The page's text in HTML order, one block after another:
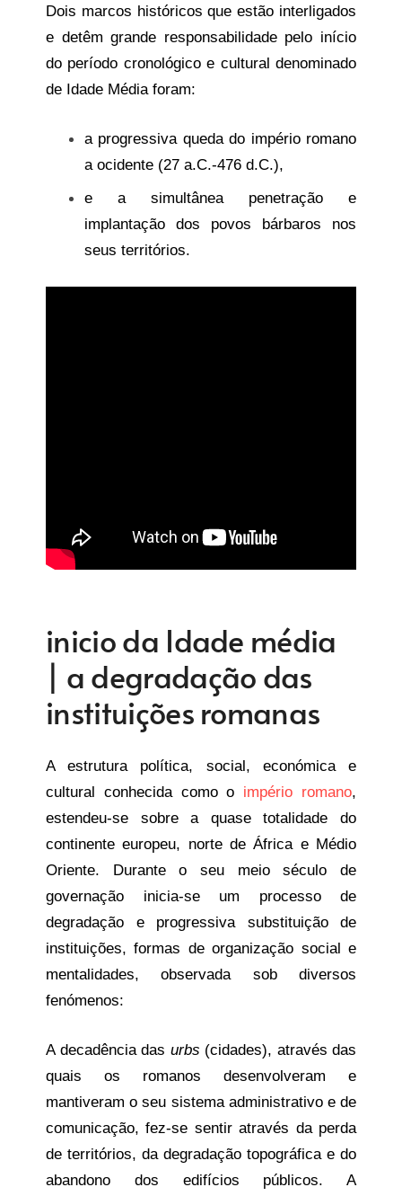
Dois marcos históricos que estão interligados
e detêm grande responsabilidade pelo início
do período cronológico e cultural denominado
de Idade Média foram:
a progressiva queda do império romano
a ocidente (27 a.C.-476 d.C.),
e a simultânea penetração e
implantação dos povos bárbaros nos
seus territórios.
inicio da Idade média
| a degradação das
instituições romanas
A estrutura política, social, económica e
cultural conhecida como o império romano,
estendeu-se sobre a quase totalidade do
continente europeu, norte de África e Médio
Oriente. Durante o seu meio século de
governação inicia-se um processo de
degradação e progressiva substituição de
instituições, formas de organização social e
mentalidades, observada sob diversos
fenómenos:
A decadência das urbs (cidades), através das
quais os romanos desenvolveram e
mantiveram o seu sistema administrativo e de
comunicação, fez-se sentir através da perda
de territórios, da degradação topográfica e do
abandono dos edifícios públicos. A